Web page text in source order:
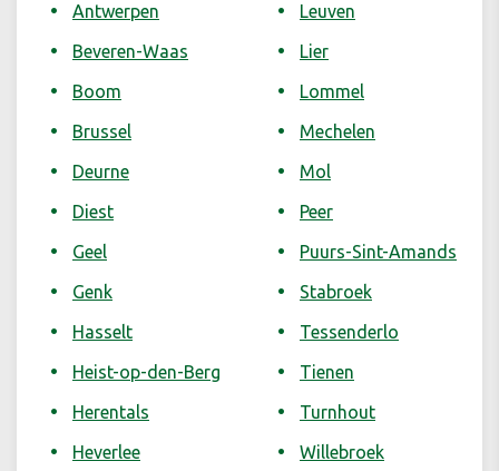
Antwerpen
Beveren-Waas
Boom
Brussel
Deurne
Diest
Geel
Genk
Hasselt
Heist-op-den-Berg
Herentals
Heverlee
Leuven
Lier
Lommel
Mechelen
Mol
Peer
Puurs-Sint-Amands
Stabroek
Tessenderlo
Tienen
Turnhout
Willebroek